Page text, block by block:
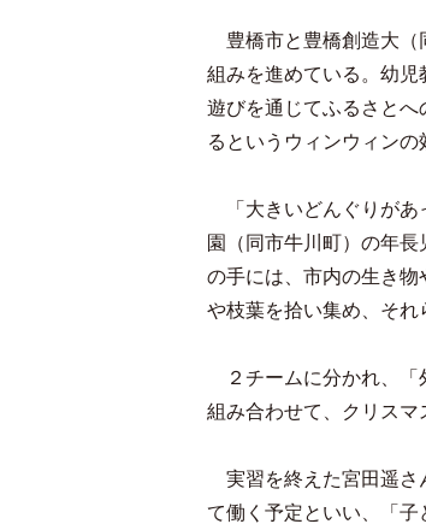
豊橋市と豊橋創造大（
組みを進めている。幼
遊びを通じてふるさとへ
るというウィンウィンの
「大きいどんぐりがあ
園（同市牛川町）の年
の手には、市内の生き
や枝葉を拾い集め、それ
２チームに分かれ、「
組み合わせて、クリスマ
実習を終えた宮田遥さ
て働く予定といい、「子